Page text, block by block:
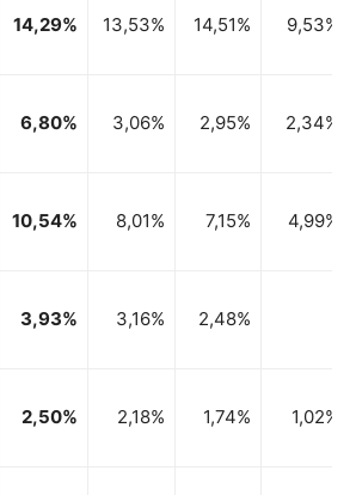
14,29% 13,53% 14,51% 9,53%
6,80% 3,06% 2,95% 2,34%
10,54% 8,01% 7,15% 4,99%
3,93% 3,16% 2,48%
2,50% 2,18% 1,74% 1,02%